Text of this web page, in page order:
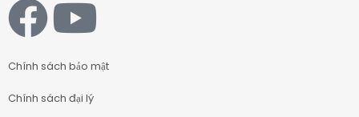
Chính sách bảo mật
Chính sách đại lý